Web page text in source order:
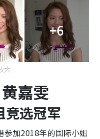
+6
大
嘉雯
选冠军
参加2018年的国际小姐